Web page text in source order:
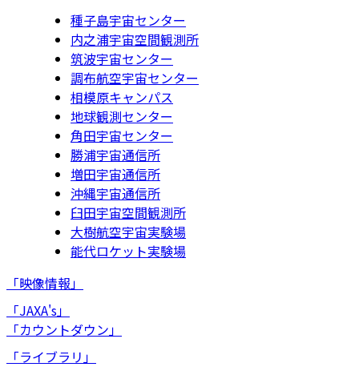
種子島宇宙センター
内之浦宇宙空間観測所
筑波宇宙センター
調布航空宇宙センター
相模原キャンパス
地球観測センター
角田宇宙センター
勝浦宇宙通信所
増田宇宙通信所
沖縄宇宙通信所
臼田宇宙空間観測所
大樹航空宇宙実験場
能代ロケット実験場
「映像情報」
「JAXA's」
「カウントダウン」
「ライブラリ」